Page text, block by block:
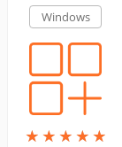
Windows
★ ★ ★ ★ ★
★ ★ ★ ★ ★